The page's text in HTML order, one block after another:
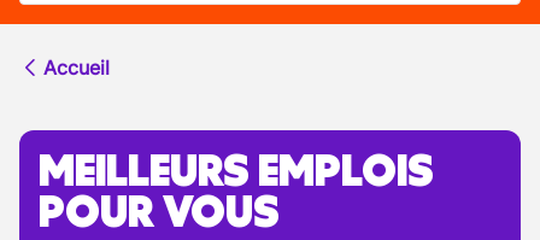
Accueil
MEILLEURS EMPLOIS
POUR VOUS